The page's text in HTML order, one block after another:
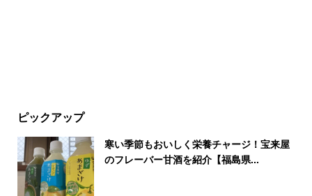
ピックアップ
寒い季節もおいしく栄養チャージ！宝来屋
のフレーバー甘酒を紹介【福島県...